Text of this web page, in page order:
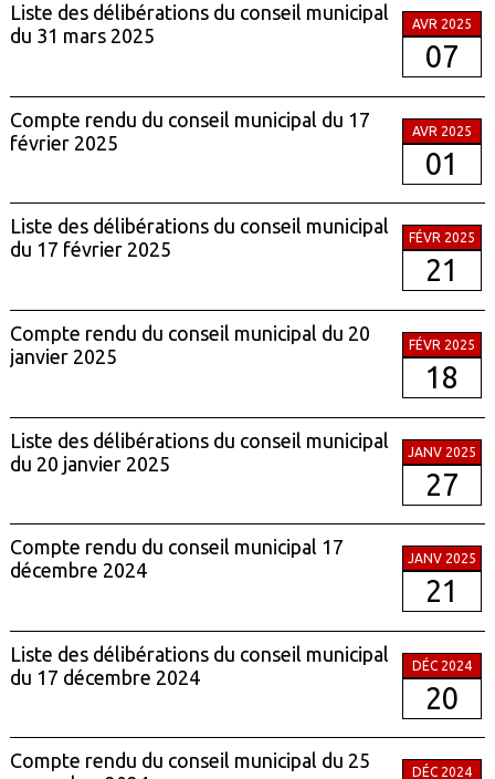
Liste des délibérations du conseil municipal
du 31 mars 2025
AVR 2025
07
Compte rendu du conseil municipal du 17
février 2025
AVR 2025
01
Liste des délibérations du conseil municipal
du 17 février 2025
FÉVR 2025
21
Compte rendu du conseil municipal du 20
janvier 2025
FÉVR 2025
18
Liste des délibérations du conseil municipal
du 20 janvier 2025
JANV 2025
27
Compte rendu du conseil municipal 17
décembre 2024
JANV 2025
21
Liste des délibérations du conseil municipal
du 17 décembre 2024
DÉC 2024
20
Compte rendu du conseil municipal du 25
DÉC 2024